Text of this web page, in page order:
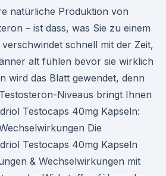
natürliche Produktion von
– ist dass, was Sie zu einem
schnell mit der Zeit,
alt fühlen bevor sie wirklich
wird das Blatt gewendet, denn
Niveaus bringt Ihnen
Testocaps 40mg Kapseln:
Die
Testocaps 40mg Kapseln
& Wechselwirkungen mit